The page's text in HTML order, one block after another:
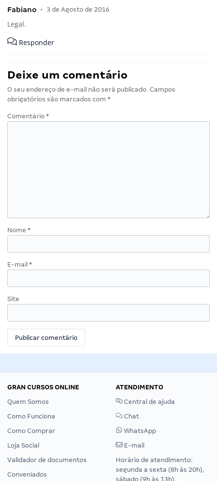
Fabiano • 3 de Agosto de 2016
Legal.
Responder
Deixe um comentário
O seu endereço de e-mail não será publicado. Campos
obrigatórios são marcados com *
Comentário *
Nome *
E-mail *
Site
GRAN CURSOS ONLINE
Quem Somos
Como Funciona
Como Comprar
Loja Social
Validador de documentos
Conveniados
ATENDIMENTO
Central de ajuda
Chat
WhatsApp
E-mail
Horário de atendimento:
segunda a sexta (8h às 20h),
sábado (9h às 13h).